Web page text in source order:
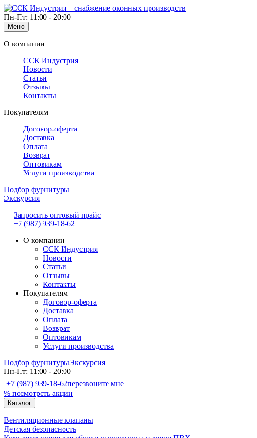
Пн-Пт: 11:00 - 20:00
Меню
О компании
ССК Индустрия
Новости
Статьи
Отзывы
Контакты
Покупателям
Договор-оферта
Доставка
Оплата
Возврат
Оптовикам
Услуги производства
Подбор фурнитуры
Экскурсия
Запросить оптовый прайс
+7 (987) 939-18-62
О компании
ССК Индустрия
Новости
Статьи
Отзывы
Контакты
Покупателям
Договор-оферта
Доставка
Оплата
Возврат
Оптовикам
Услуги производства
Подбор фурнитурыЭкскурсия
Пн-Пт: 11:00 - 20:00
+7 (987) 939-18-62перезвоните мне
% посмотреть акции
Каталог
Вентиляционные клапаны
Детская безопасность